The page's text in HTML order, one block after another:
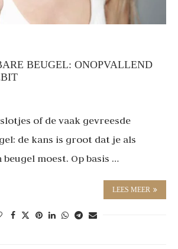
BEUGEL: ONOPVALLEND
of de vaak gevreesde
de kans is groot dat je als
moest. Op basis …
LEES MEER